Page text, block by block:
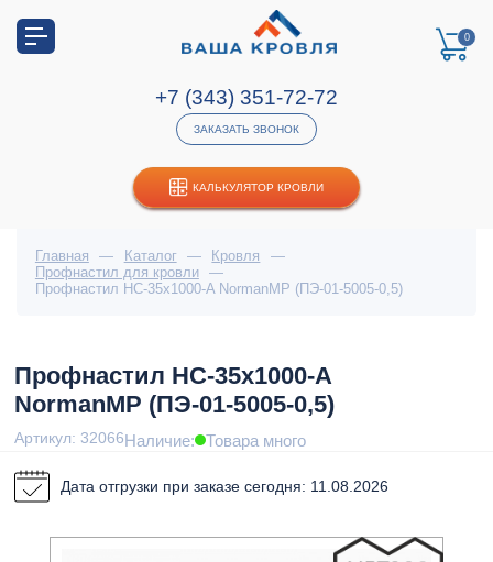
КАЛЬКУЛЯТОР КРОВЛИ
0
+7 (343) 351-72-72
ЗАКАЗАТЬ ЗВОНОК
Главная — Каталог — Кровля
—
Профнастил для кровли
—
Профнастил НС-35x1000-A NormanMP (ПЭ-01-5005-0,5)
Профнастил НС-35x1000-A
NormanMP (ПЭ-01-5005-0,5)
Артикул: 32066Наличие: Товара много
Дата отгрузки при заказе сегодня: 11.08.2026